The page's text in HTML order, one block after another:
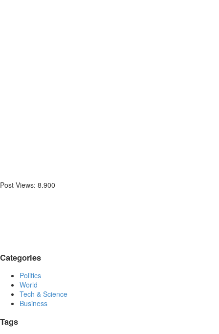
Post Views: 8.900
Categories
Politics
World
Tech & Science
Business
Tags